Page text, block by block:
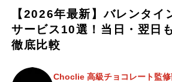
【2026年最新】バレンタイ
サービス10選！当日・翌日
徹底比較
Choclie 高級チョコレート監